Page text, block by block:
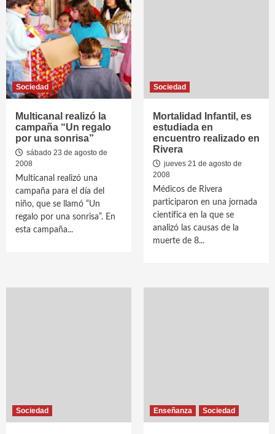
Sociedad
Multicanal realizó la
campaña “Un regalo
por una sonrisa”
sábado 23 de agosto de
2008
Multicanal realizó una
campaña para el día del
niño, que se llamó “Un
regalo por una sonrisa”. En
esta campaña...
Sociedad
Mortalidad Infantil, es
estudiada en
encuentro realizado en
Rivera
jueves 21 de agosto de
2008
Médicos de Rivera
participaron en una jornada
científica en la que se
analizó las causas de la
muerte de 8...
Sociedad Enseñanza Sociedad